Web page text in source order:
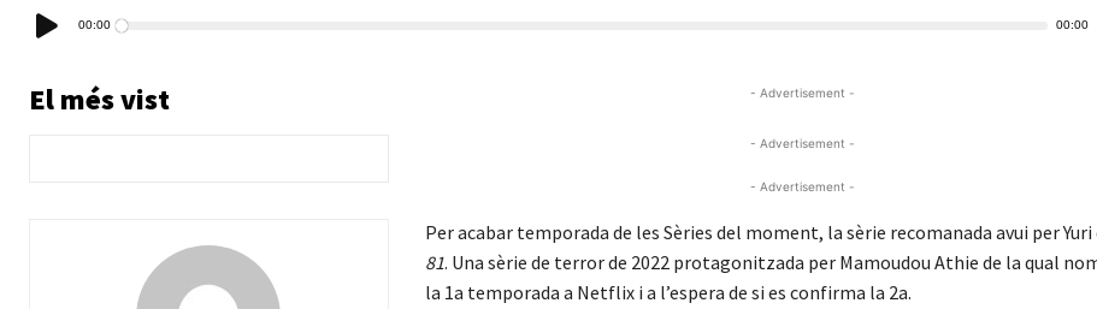
Reproductor
d'àudio
00:00 00:00
El més vist - Advertisement -
- Advertisement -
- Advertisement -
Per acabar temporada de les Sèries del moment, la sèrie recomanada avui per Yuri
81. Una sèrie de terror de 2022 protagonitzada per Mamoudou Athie de la qual
la 1a temporada a Netflix i a l’espera de si es confirma la 2a.